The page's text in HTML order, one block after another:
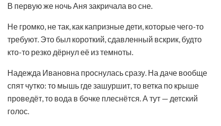
В первую же ночь Аня закричала во сне.
Не громко, не так, как капризные дети, которые чего-то
требуют. Это был короткий, сдавленный вскрик, будто
кто-то резко дёрнул её из темноты.
Надежда Ивановна проснулась сразу. На даче вообще
спят чутко: то мышь где зашуршит, то ветка по крыше
проведёт, то вода в бочке плеснётся. А тут — детский
голос.